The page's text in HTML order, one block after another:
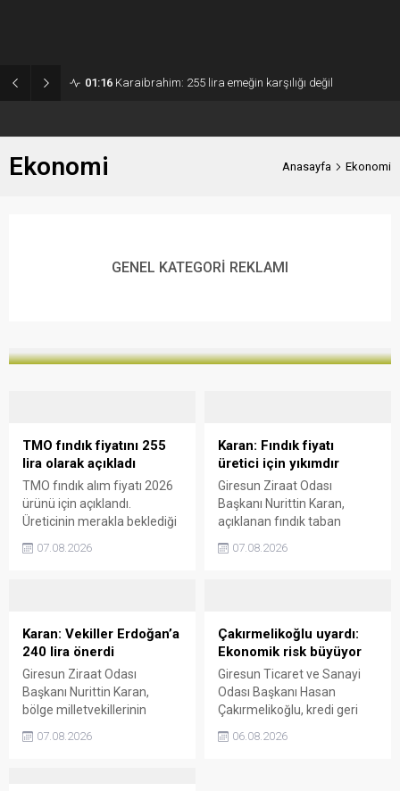
01:16 Karaibrahim: 255 lira emeğin karşılığı değil
Ekonomi Anasayfa Ekonomi
GENEL KATEGORİ REKLAMI
TMO fındık fiyatını 255 lira olarak
TMO fındık fiyatını 255
lira olarak açıkladı
TMO fındık alım fiyatı 2026
ürünü için açıklandı.
Üreticinin merakla beklediği
yüksek randımanlı ürüne
07.08.2026
Karan: Fındık fiyatı
üretici için yıkımdır
Giresun Ziraat Odası
Başkanı Nurittin Karan,
açıklanan fındık taban
üretim maliyetlerinin
söyledi.
07.08.2026
Karan: Vekiller Erdoğan’a
240 lira önerdi
Giresun Ziraat Odası
Başkanı Nurittin Karan,
bölge milletvekillerinin
Tayyip Erdoğan’a fındık için
07.08.2026
Çakırmelikoğlu uyardı:
Ekonomik risk büyüyor
Giresun Ticaret ve Sanayi
Odası Başkanı Hasan
Çakırmelikoğlu, kredi geri
sıkıntıların kritik seviyeye
06.08.2026